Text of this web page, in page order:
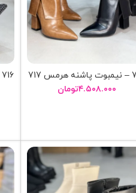
717
۴.۵۰۸.۰۰۰تومان